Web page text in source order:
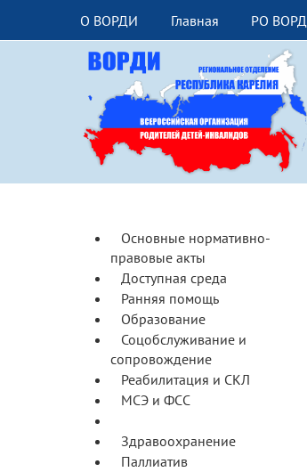
О ВОРДИ Главная РО
Основные нормативно-
правовые акты
Доступная среда
Ранняя помощь
Образование
Соцобслуживание и
сопровождение
Реабилитация и СКЛ
МСЭ и ФСС
Здравоохранение
Паллиатив